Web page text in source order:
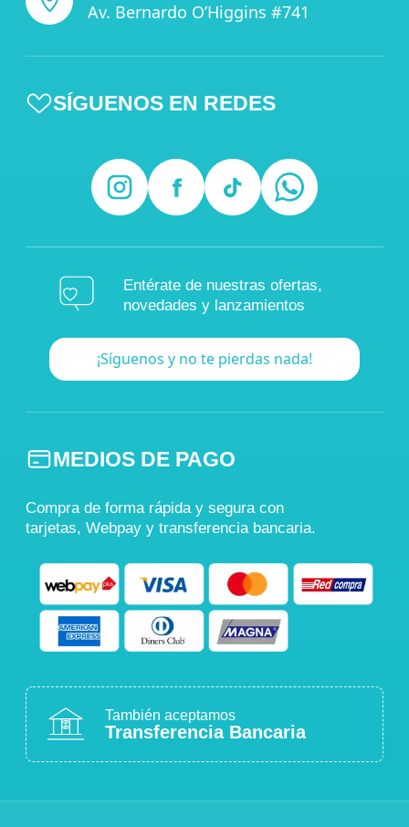
Av. Bernardo O’Higgins #741
SÍGUENOS EN REDES
Entérate de nuestras ofertas,
novedades y lanzamientos
¡Síguenos y no te pierdas nada!
MEDIOS DE PAGO
Compra de forma rápida y segura con
tarjetas, Webpay y transferencia bancaria.
También aceptamos
Transferencia Bancaria